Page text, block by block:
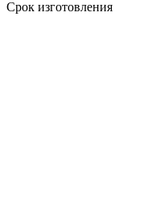
Срок изготовления